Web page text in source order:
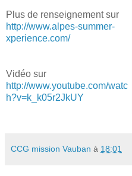
Plus de renseignement sur
http://www.alpes-summer-
xperience.com/
Vidéo sur
http://www.youtube.com/watc
h?v=k_k05r2JkUY
CCG mission Vauban à 18:01